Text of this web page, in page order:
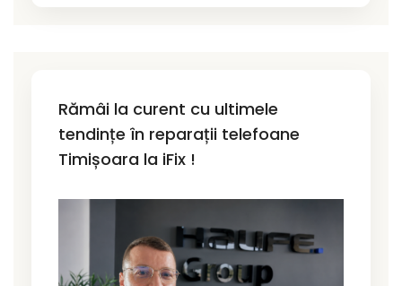
Rămâi la curent cu ultimele
tendințe în reparații telefoane
Timișoara la iFix !